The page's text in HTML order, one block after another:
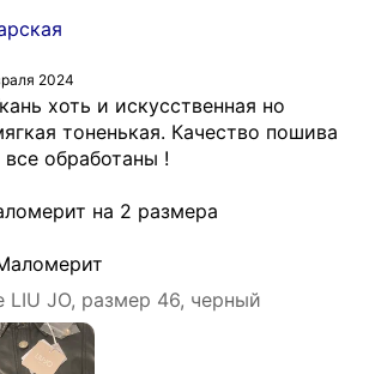
2024
хоть и искусственная но
тоненькая. Качество пошива
обработаны !
на 2 размера
JO, размер 46, черный